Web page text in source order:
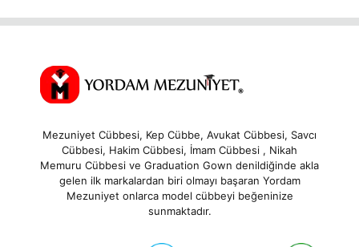
12.500,00₺.
Mezuniyet Cübbesi, Kep Cübbe, Avukat Cübbesi, Savcı
Cübbesi, Hakim Cübbesi, İmam Cübbesi , Nikah
Memuru Cübbesi ve Graduation Gown denildiğinde akla
gelen ilk markalardan biri olmayı başaran Yordam
Mezuniyet onlarca model cübbeyi beğeninize
sunmaktadır.